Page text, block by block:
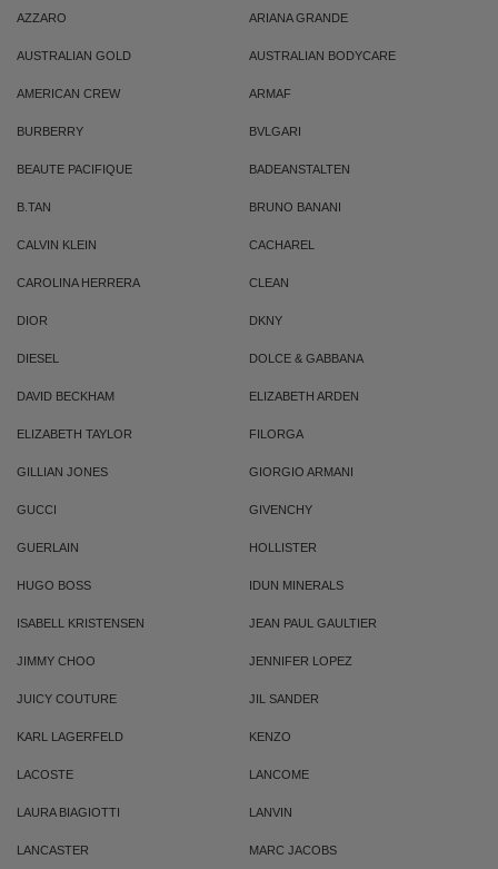
AZZARO ARIANA GRANDE
AUSTRALIAN GOLD AUSTRALIAN BODYCARE
AMERICAN CREW ARMAF
BURBERRY BVLGARI
BEAUTE PACIFIQUE BADEANSTALTEN
B.TAN BRUNO BANANI
CALVIN KLEIN CACHAREL
CAROLINA HERRERA CLEAN
DIOR DKNY
DIESEL DOLCE & GABBANA
DAVID BECKHAM ELIZABETH ARDEN
ELIZABETH TAYLOR FILORGA
GILLIAN JONES GIORGIO ARMANI
GUCCI GIVENCHY
GUERLAIN HOLLISTER
HUGO BOSS IDUN MINERALS
ISABELL KRISTENSEN JEAN PAUL GAULTIER
JIMMY CHOO JENNIFER LOPEZ
JUICY COUTURE JIL SANDER
KARL LAGERFELD KENZO
LACOSTE LANCOME
LAURA BIAGIOTTI LANVIN
LANCASTER MARC JACOBS